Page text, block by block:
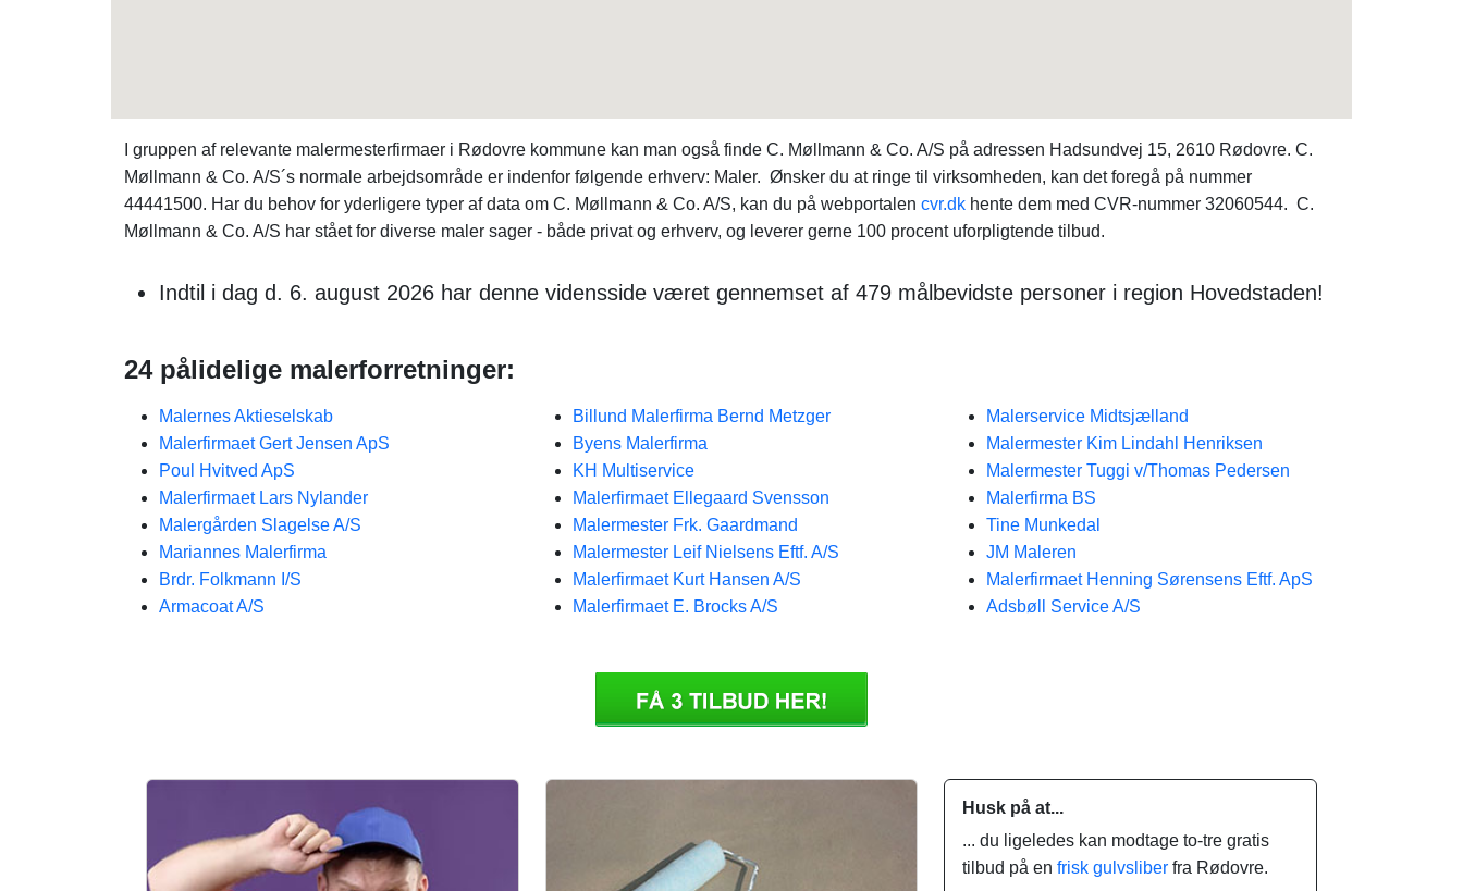
I gruppen af relevante malermesterfirmaer i Rødovre kommune kan man også finde C. Møllmann & Co. A/S på adressen Hadsundvej 15, 2610 Rødovre. C.
Møllmann & Co. A/S´s normale arbejdsområde er indenfor følgende erhverv: Maler. Ønsker du at ringe til virksomheden, kan det foregå på nummer
44441500. Har du behov for yderligere typer af data om C. Møllmann & Co. A/S, kan du på webportalen cvr.dk hente dem med CVR-nummer 32060544. C.
Møllmann & Co. A/S har stået for diverse maler sager - både privat og erhverv, og leverer gerne 100 procent uforpligtende tilbud.
Indtil i dag d. 6. august 2026 har denne vidensside været gennemset af 479 målbevidste personer i region Hovedstaden!
24 pålidelige malerforretninger:
Malernes Aktieselskab
Malerfirmaet Gert Jensen ApS
Poul Hvitved ApS
Malerfirmaet Lars Nylander
Malergården Slagelse A/S
Mariannes Malerfirma
Brdr. Folkmann I/S
Armacoat A/S
Billund Malerfirma Bernd Metzger
Byens Malerfirma
KH Multiservice
Malerfirmaet Ellegaard Svensson
Malermester Frk. Gaardmand
Malermester Leif Nielsens Eftf. A/S
Malerfirmaet Kurt Hansen A/S
Malerfirmaet E. Brocks A/S
Malerservice Midtsjælland
Malermester Kim Lindahl Henriksen
Malermester Tuggi v/Thomas Pedersen
Malerfirma BS
Tine Munkedal
JM Maleren
Malerfirmaet Henning Sørensens Eftf. ApS
Adsbøll Service A/S
Husk på at...
... du ligeledes kan modtage to-tre gratis
tilbud på enfrisk gulvsliber fra Rødovre.